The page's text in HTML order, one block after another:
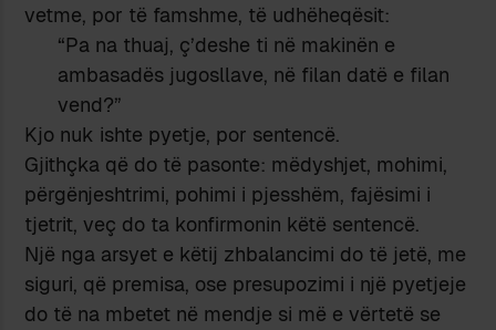
vetme, por të famshme, të udhëheqësit:
“Pa na thuaj, ç’deshe ti në makinën e
ambasadës jugosllave, në filan datë e filan
vend?”
Kjo nuk ishte pyetje, por sentencë.
Gjithçka që do të pasonte: mëdyshjet, mohimi,
përgënjeshtrimi, pohimi i pjesshëm, fajësimi i
tjetrit, veç do ta konfirmonin këtë sentencë.
Një nga arsyet e këtij zhbalancimi do të jetë, me
siguri, që premisa, ose presupozimi i një pyetjeje
do të na mbetet në mendje si më e vërtetë se